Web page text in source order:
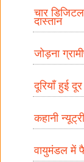
चार
दास्तान
जोड़ना
दूरियाँ हुई
कहानी
वायुमंडल में